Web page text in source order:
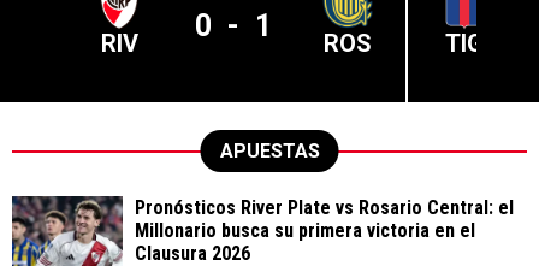
RIV 0 - 1 ROS TIG
APUESTAS
Pronósticos River Plate vs Rosario Central: el
Millonario busca su primera victoria en el
Clausura 2026